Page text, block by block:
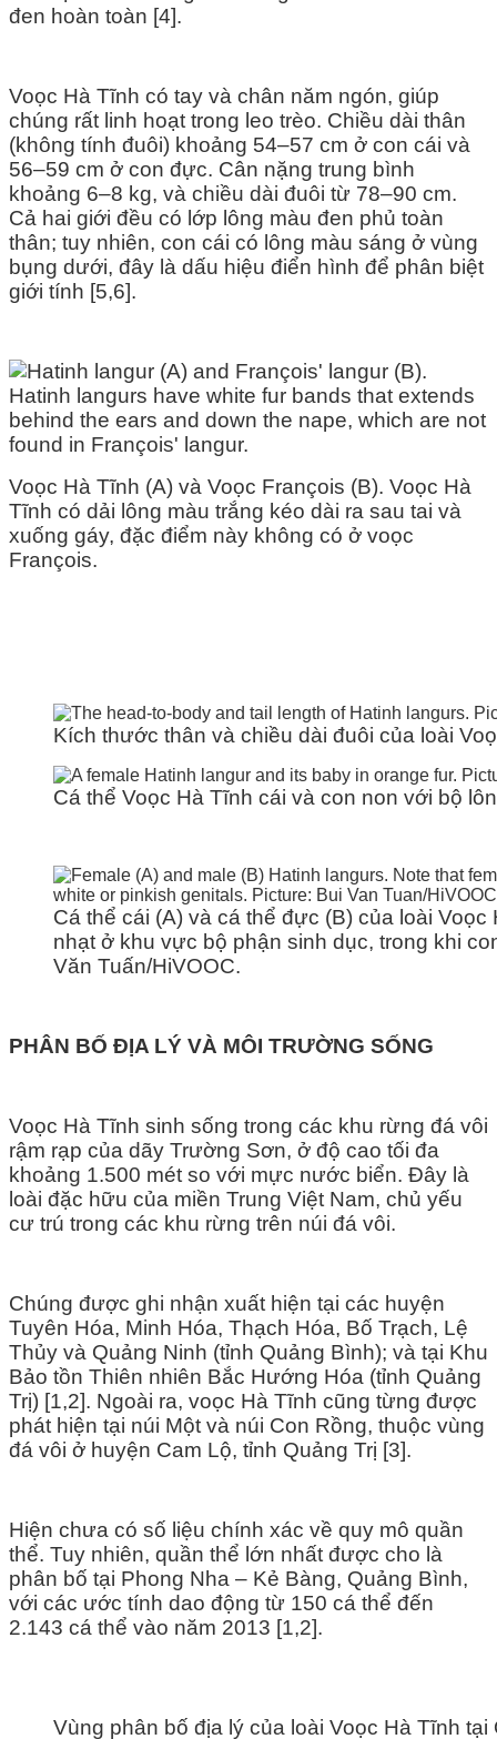
đen hoàn toàn [4].
Voọc Hà Tĩnh có tay và chân năm ngón, giúp
chúng rất linh hoạt trong leo trèo. Chiều dài thân
(không tính đuôi) khoảng 54–57 cm ở con cái và
56–59 cm ở con đực. Cân nặng trung bình
khoảng 6–8 kg, và chiều dài đuôi từ 78–90 cm.
Cả hai giới đều có lớp lông màu đen phủ toàn
thân; tuy nhiên, con cái có lông màu sáng ở vùng
bụng dưới, đây là dấu hiệu điển hình để phân biệt
giới tính [5,6].
Voọc Hà Tĩnh (A) và Voọc François (B). Voọc Hà
Tĩnh có dải lông màu trắng kéo dài ra sau tai và
xuống gáy, đặc điểm này không có ở voọc
François.
Kích thước thân và chiều dài đuôi của loài
Cá thể Voọc Hà Tĩnh cái và con non với bộ
Cá thể cái (A) và cá thể đực (B) của loài
nhạt ở khu vực bộ phận sinh dục, trong khi
Văn Tuấn/HiVOOC.
PHÂN BỐ ĐỊA LÝ VÀ MÔI TRƯỜNG SỐNG
Voọc Hà Tĩnh sinh sống trong các khu rừng đá vôi
rậm rạp của dãy Trường Sơn, ở độ cao tối đa
khoảng 1.500 mét so với mực nước biển. Đây là
loài đặc hữu của miền Trung Việt Nam, chủ yếu
cư trú trong các khu rừng trên núi đá vôi.
Chúng được ghi nhận xuất hiện tại các huyện
Tuyên Hóa, Minh Hóa, Thạch Hóa, Bố Trạch, Lệ
Thủy và Quảng Ninh (tỉnh Quảng Bình); và tại Khu
Bảo tồn Thiên nhiên Bắc Hướng Hóa (tỉnh Quảng
Trị) [1,2]. Ngoài ra, voọc Hà Tĩnh cũng từng được
phát hiện tại núi Một và núi Con Rồng, thuộc vùng
đá vôi ở huyện Cam Lộ, tỉnh Quảng Trị [3].
Hiện chưa có số liệu chính xác về quy mô quần
thể. Tuy nhiên, quần thể lớn nhất được cho là
phân bố tại Phong Nha – Kẻ Bàng, Quảng Bình,
với các ước tính dao động từ 150 cá thể đến
2.143 cá thể vào năm 2013 [1,2].
Vùng phân bố địa lý của loài Voọc Hà Tĩnh